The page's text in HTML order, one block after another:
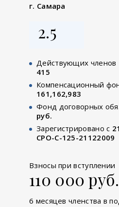
г. Самара
2.5
Действующих членов
415
Компенсационный
161,162,983
Фонд договорных
руб.
Зарегистрировано с
СРО-С-125-21122009
Взносы при вступлении
110 000 руб.
6 месяцев членства в